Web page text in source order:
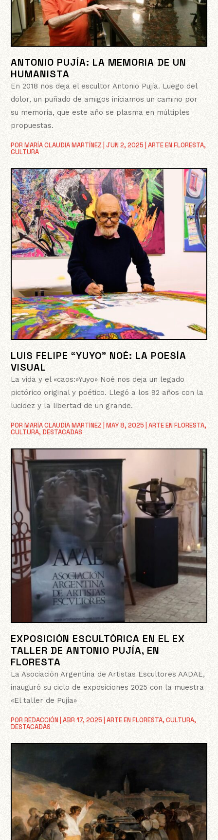
ANTONIO PUJÍA: LA MEMORIA DE UN
HUMANISTA
PORMARÍA CLAUDIA MARTÍNEZ |JUN 2, 2025 |ARTE EN FLORESTA,
CULTURA
En 2018 nos deja el escultor Antonio Pujía. Luego del
dolor, un puñado de amigos iniciamos un camino por
su memoria, que este año se plasma en múltiples
propuestas.
LUIS FELIPE “YUYO” NOÉ: LA POESÍA
VISUAL
PORMARÍA CLAUDIA MARTÍNEZ |MAY 8, 2025 |ARTE EN FLORESTA,
CULTURA,DESTACADAS
La vida y el «caos:»Yuyo» Noé nos deja un legado
pictórico original y poético. Llegó a los 92 años con la
lucidez y la libertad de un grande.
EXPOSICIÓN ESCULTÓRICA EN EL EX
TALLER DE ANTONIO PUJÍA, EN
FLORESTA
PORREDACCIÓN |ABR 17, 2025 |ARTE EN FLORESTA,CULTURA,
DESTACADAS
La Asociación Argentina de Artistas Escultores AADAE,
inauguró su ciclo de exposiciones 2025 con la muestra
«El taller de Pujía»